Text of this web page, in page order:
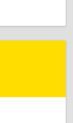
Олег